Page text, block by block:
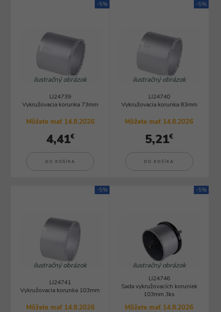
-5%
ilustračný obrázok
LI24739
Vykružovacia korunka 73mm
Môžete mať 14.8.2026
4,41€
DO KOŠÍKA
-5%
ilustračný obrázok
LI24740
Vykružovacia korunka 83mm
Môžete mať 14.8.2026
5,21€
DO KOŠÍKA
-5%
ilustračný obrázok
LI24741
Vykružovacia korunka 103mm
Môžete mať 14.8.2026
-5%
ilustračný obrázok
LI24746
Sada vykružovacích koruniek
103mm 3ks
Môžete mať 14.8.2026